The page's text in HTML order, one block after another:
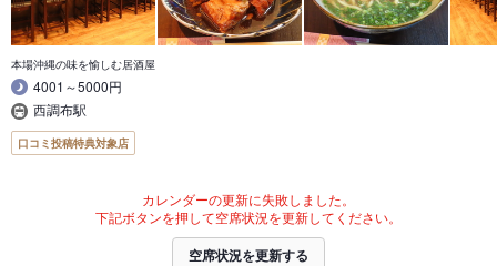
本場沖縄の味を愉しむ居酒屋
4001～5000円
西調布駅
口コミ投稿特典対象店
カレンダーの更新に失敗しました。
下記ボタンを押して空席状況を更新してください。
空席状況を更新する